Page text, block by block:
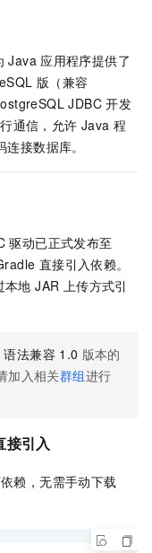
Java 应用程序提供了
版（兼容
JDBC 开发
通信，允许 Java 程
连接数据库。
驱动已正式发布至
直接引入依赖。
地 JAR 上传方式引
语法兼容 1.0 版本的
加入相关群组进行
接引入
赖，无需手动下载